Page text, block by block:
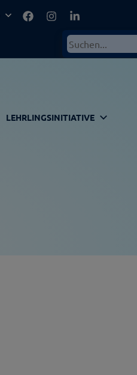
FacebookInstagramLinkedIn
Suchen
LEHRLINGSINITIATIVE